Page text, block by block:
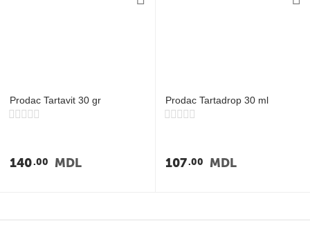
Prodac Tartavit 30 gr
140 00 MDL
Prodac Tartadrop 30 ml
107 00 MDL